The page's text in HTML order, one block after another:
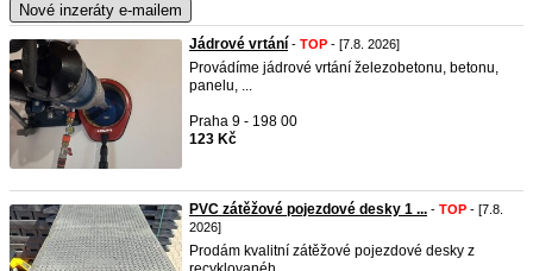
Nové inzeráty e-mailem
Jádrové vrtání - TOP - [7.8. 2026]
Provádíme jádrové vrtání železobetonu, betonu,
panelu, ...
Praha 9 - 198 00
123 Kč
PVC zátěžové pojezdové desky 1 ... - TOP - [7.8.
2026]
Prodám kvalitní zátěžové pojezdové desky z